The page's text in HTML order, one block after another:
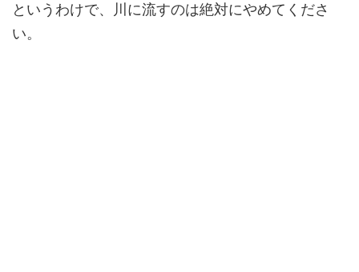
というわけで、川に流すのは絶対にやめてくださ
い。